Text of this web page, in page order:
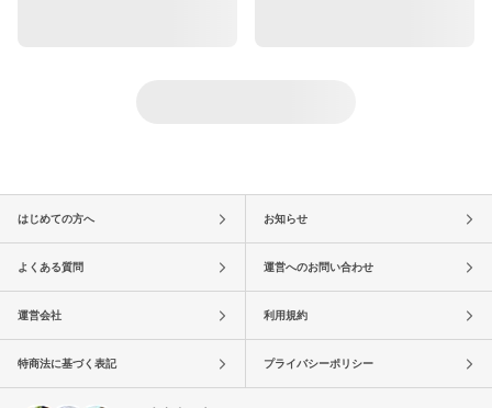
はじめての方へ お知らせ
よくある質問 運営へのお問い合わせ
運営会社 利用規約
特商法に基づく表記 プライバシーポリシー